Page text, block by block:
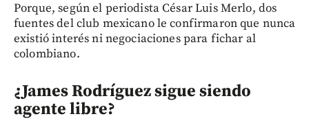
Porque, según el periodista César Luis Merlo, dos
fuentes del club mexicano le confirmaron que nunca
existió interés ni negociaciones para fichar al
colombiano.
¿James Rodríguez sigue siendo
agente libre?